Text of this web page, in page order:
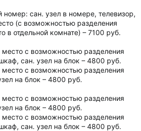
номер: сан. узел в номере, телевизор,
(с возможностью разделения
в отдельной комнате) – 7100 руб.
место с возможностью разделения
сан. узел на блок – 4800 руб.
место с возможностью разделения
на блок – 4800 руб.
место с возможностью разделения
на блок – 4800 руб.
место с возможностью разделения
сан. узел на блок – 4800 руб.